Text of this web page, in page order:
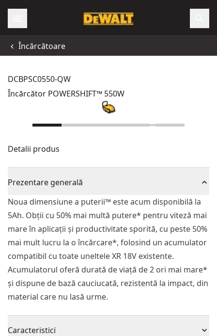
Încărcătoare
DCBPSC0550-QW
Încărcător POWERSHIFT™ 550W
Detalii produs
Prezentare generală
Noua dimensiune a puterii™ este acum disponibilă la
5Ah. Obții cu 50% mai multă putere* pentru viteză mai
mare în aplicații și productivitate sporită, cu peste 50%
mai mult lucru la o încărcare*, folosind un acumulator
compatibil cu toate uneltele XR 18V existente.
Acumulatorul oferă durată de viață de 2 ori mai mare*
și dispune de bază cauciucată, rezistentă la impact, din
material care nu lasă urme.
Caracteristici